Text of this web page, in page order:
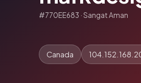
#770EE683 · Sangat Aman
Canada